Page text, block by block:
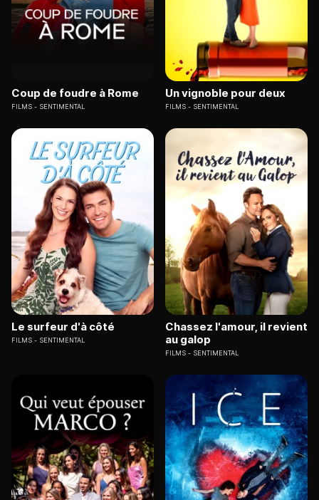
Coup de foudre à Rome
FILMS SENTIMENTAL
Un vignoble pour deux
FILMS SENTIMENTAL
Le surfeur d'à côté
FILMS SENTIMENTAL
Chassez l'amour, il revient
au galop
FILMS SENTIMENTAL